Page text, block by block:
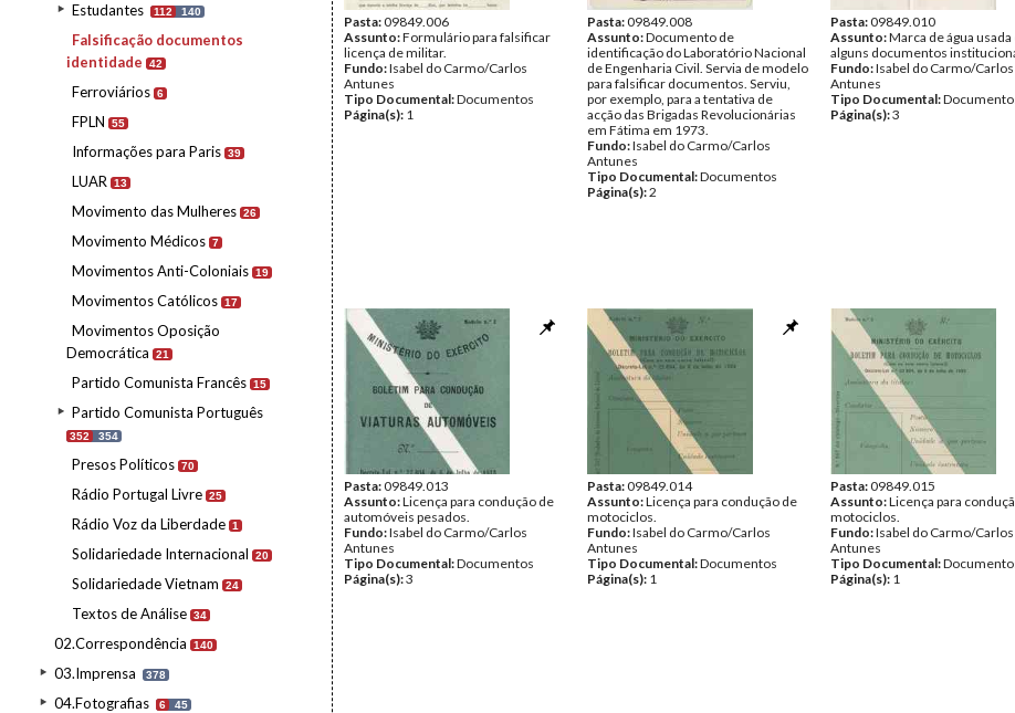
Estudantes 112 140
Falsificação documentos
identidade
42
Ferroviários 6
FPLN 55
Informações para Paris 39
LUAR 13
Movimento das Mulheres 26
Movimento Médicos 7
Movimentos Anti-Coloniais 19
Movimentos Católicos 17
Movimentos Oposição
Democrática
21
Partido Comunista Francês 15
Partido Comunista Português
352 354
Presos Políticos 70
Rádio Portugal Livre 25
Rádio Voz da Liberdade 1
Solidariedade Internacional 20
Solidariedade Vietnam 24
Textos de Análise 34
02.Correspondência 140
03.Imprensa 378
04.Fotografias 6 45
Pasta:09849.006
Assunto:Formulário para falsificar
licença de militar.
Fundo:Isabel do Carmo/Carlos
Antunes
Tipo Documental:Documentos
Página(s): 1
Pasta:09849.008
Assunto:Documento de
identificação do Laboratório Nacional
de Engenharia Civil. Servia de modelo
para falsificar documentos. Serviu,
por exemplo, para a tentativa de
acção das Brigadas Revolucionárias
em Fátima em 1973.
Fundo:Isabel do Carmo/Carlos
Antunes
Tipo Documental:Documentos
Página(s):2
Pasta:09849.010
Assunto:Marca de água usada
alguns documentos
Fundo:Isabel do Carmo/Carlos
Antunes
Tipo Documental:
Página(s):3
Pasta:09849.013
Assunto:Licença para condução de
automóveis pesados.
Fundo:Isabel do Carmo/Carlos
Antunes
Tipo Documental:Documentos
Página(s):3
Pasta:09849.014
Assunto:Licença para condução de
motociclos.
Fundo:Isabel do Carmo/Carlos
Antunes
Tipo Documental:Documentos
Página(s): 1
Pasta:09849.015
Assunto:Licença para
motociclos.
Fundo:Isabel do Carmo/Carlos
Antunes
Tipo Documental:
Página(s): 1